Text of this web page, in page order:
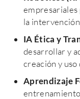
la
IA Ética y
desarrollar y
creación y
Aprendizaje